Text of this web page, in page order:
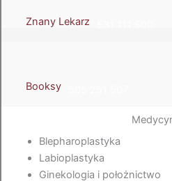
Znany Lekarz
Booksy
Blepharoplastyka
Labioplastyka
Ginekologia i położnictwo